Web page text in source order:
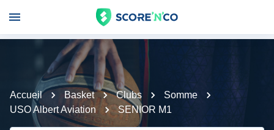
Accueil Basket Clubs
Somme
USO Albert Aviation
SENIOR M1